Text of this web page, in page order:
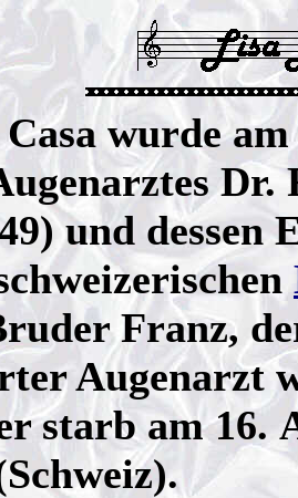
wurde
Dr.
und
Franz,
Augenarzt
starb am 16.